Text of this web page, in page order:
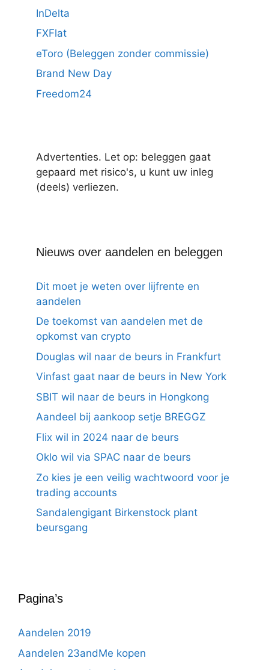
InDelta
FXFlat
eToro (Beleggen zonder commissie)
Brand New Day
Freedom24
Advertenties. Let op: beleggen gaat
gepaard met risico's, u kunt uw inleg
(deels) verliezen.
Nieuws over aandelen en beleggen
Dit moet je weten over lijfrente en
aandelen
De toekomst van aandelen met de
opkomst van crypto
Douglas wil naar de beurs in Frankfurt
Vinfast gaat naar de beurs in New York
SBIT wil naar de beurs in Hongkong
Aandeel bij aankoop setje BREGGZ
Flix wil in 2024 naar de beurs
Oklo wil via SPAC naar de beurs
Zo kies je een veilig wachtwoord voor je
trading accounts
Sandalengigant Birkenstock plant
beursgang
Pagina’s
Aandelen 2019
Aandelen 23andMe kopen